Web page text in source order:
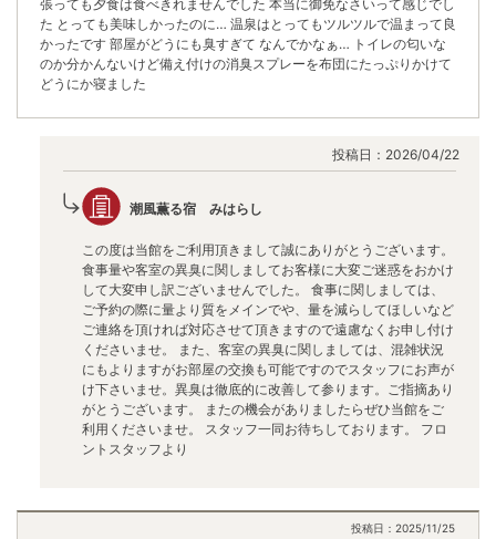
張っても夕食は食べきれませんでした 本当に御免なさいって感じでし
た とっても美味しかったのに… 温泉はとってもツルツルで温まって良
かったです 部屋がどうにも臭すぎて なんでかなぁ… トイレの匂いな
のか分かんないけど備え付けの消臭スプレーを布団にたっぷりかけて
どうにか寝ました
投稿日： 2026/04/22
潮風薫る宿 みはらし
この度は当館をご利用頂きまして誠にありがとうございます。
食事量や客室の異臭に関しましてお客様に大変ご迷惑をおかけ
して大変申し訳ございませんでした。 食事に関しましては、
ご予約の際に量より質をメインでや、量を減らしてほしいなど
ご連絡を頂ければ対応させて頂きますので遠慮なくお申し付け
くださいませ。 また、客室の異臭に関しましては、混雑状況
にもよりますがお部屋の交換も可能ですのでスタッフにお声が
け下さいませ。異臭は徹底的に改善して参ります。ご指摘あり
がとうございます。 またの機会がありましたらぜひ当館をご
利用くださいませ。 スタッフ一同お待ちしております。 フロ
ントスタッフより
投稿日： 2025/11/25